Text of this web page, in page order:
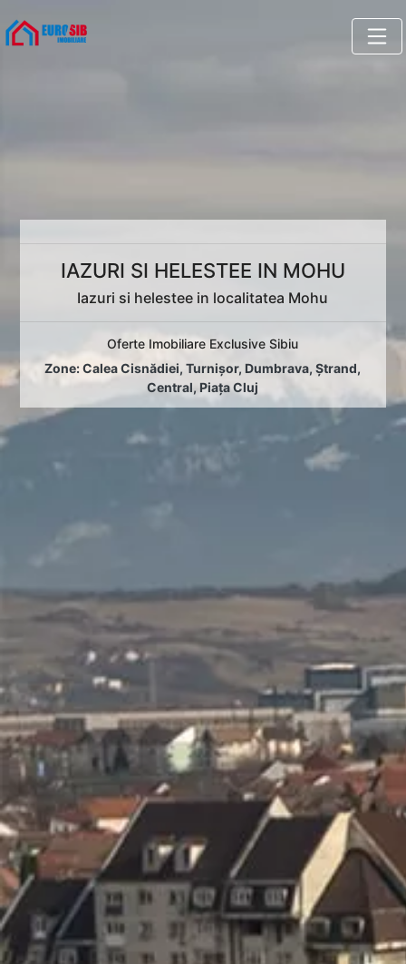
IAZURI SI HELESTEE IN MOHU
Iazuri si helestee in localitatea Mohu
Oferte Imobiliare Exclusive Sibiu
Zone:Calea Cisnădiei,Turnișor, Dumbrava,Ștrand,
Central,Piața Cluj